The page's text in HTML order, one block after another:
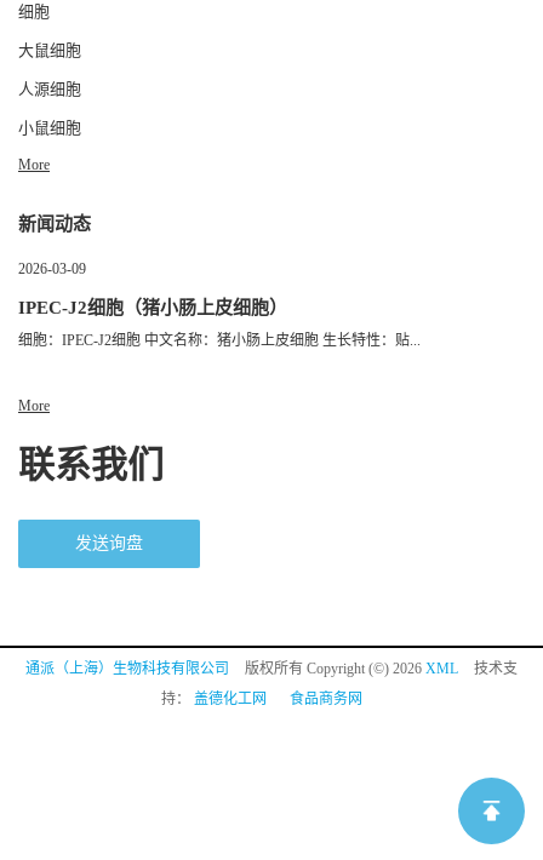
细胞
大鼠细胞
人源细胞
小鼠细胞
More
新闻动态
2026-03-09
IPEC-J2细胞（猪小肠上皮细胞）
细胞：IPEC-J2细胞 中文名称：猪小肠上皮细胞 生长特性：贴...
More
联系我们
发送询盘
通派（上海）生物科技有限公司 版权所有 Copyright (©) 2026 XML
技术支
持： 盖德化工网 食品商务网